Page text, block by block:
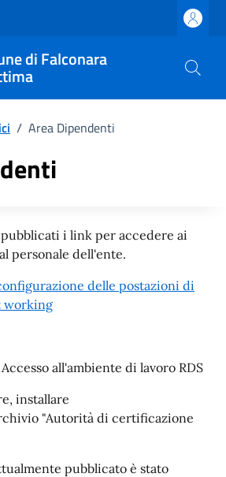
di Falconara
/ Area Dipendenti
pubblicati i link per accedere ai
personale dell'ente.
delle postazioni di
working
Accesso all'ambiente di lavoro RDS
installare
"Autorità di certificazione
pubblicato è stato